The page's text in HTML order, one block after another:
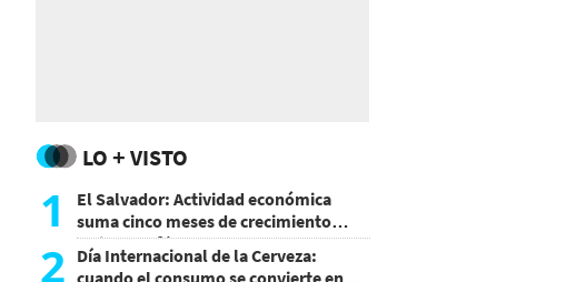
LO + VISTO
1
El Salvador: Actividad económica
suma cinco meses de crecimiento
arriba de 4%
2 Día Internacional de la Cerveza: